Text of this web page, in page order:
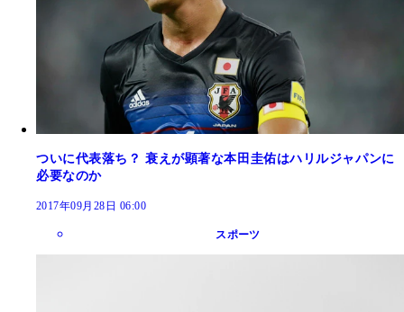
ついに代表落ち？ 衰えが顕著な本田圭佑はハリルジャパンに
必要なのか
2017年09月28日 06:00
スポーツ